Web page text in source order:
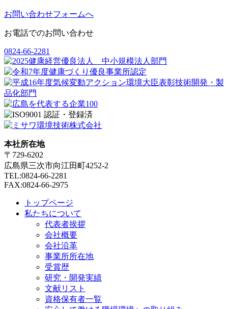
お問い合わせフォームへ
お電話でのお問い合わせ
0824-66-2281
本社所在地
〒729-6202
広島県三次市向江田町4252-2
TEL:0824-66-2281
FAX:0824-66-2975
トップページ
私たちについて
代表者挨拶
会社概要
会社沿革
事業所所在地
受賞歴
研究・開発実績
文献リスト
資格保有者一覧